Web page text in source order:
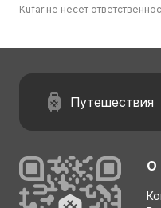
Kufar не несет
Путешествия
О